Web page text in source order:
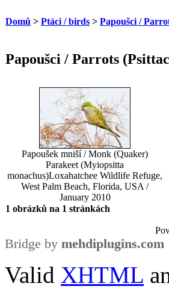
Domů > Ptáci / birds > Papoušci /
Papoušci / Parrots
Papoušek mniší / Monk (Quaker)
Parakeet (Myiopsitta
monachus)Loxahatchee Wildlife Refuge,
West Palm Beach, Florida, USA /
January 2010
1 obrázků na 1 stránkách
Bridge by mehdiplugins.com
Valid XHTML